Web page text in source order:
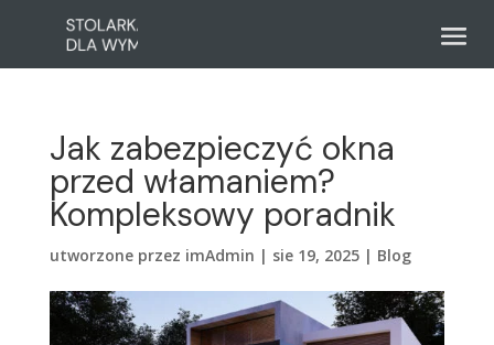
Jak zabezpieczyć okna
przed włamaniem?
Kompleksowy poradnik
utworzone przez imAdmin | sie 19, 2025| Blog